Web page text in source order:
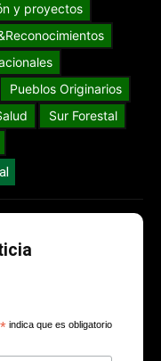
y proyectos
Pueblos Originarios
Sur Forestal
* indica que es obligatorio